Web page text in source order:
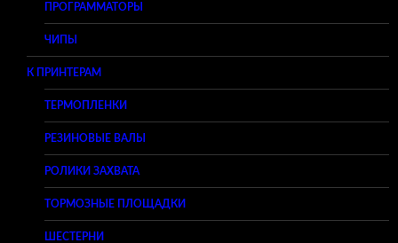
ПРОГРАММАТОРЫ
ЧИПЫ
К ПРИНТЕРАМ
ТЕРМОПЛЕНКИ
РЕЗИНОВЫЕ ВАЛЫ
РОЛИКИ ЗАХВАТА
ТОРМОЗНЫЕ ПЛОЩАДКИ
ШЕСТЕРНИ